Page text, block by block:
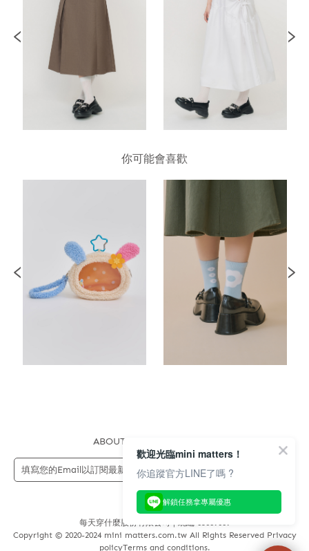
你可能會喜歡
ABOUT US
每天穿什麼股份有限公司 | 統編 83689089
Copyright © 2020-2024 mini matters.com.tw All Rights Reserved Privacy
policyTerms and conditions.
歡迎光臨mini matters！
你追蹤官方LINE了嗎 ?
解鎖任務拿專屬優惠